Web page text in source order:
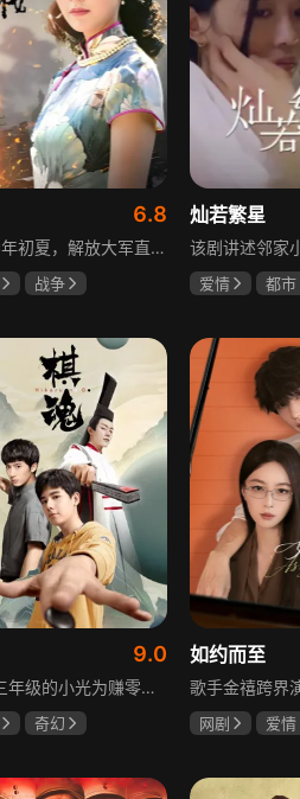
6.8
1949年初夏，解放大军直抵上海，国民党国防部保密局的中共地下党员邓家骥奉命撤往台湾，其妻同为地下党的沈荷因临产被留在上海。新中国成立之初，面对敌特的破坏活动，斗争形势严峻，沈荷隐藏真实身份，继续与敌人展开新一轮斗争，在隐秘战线坚守信仰，为新政权的稳定默默奉献。
战争
灿若繁星
爱情
都市
9.0
小学三年级的小光为赚零用钱到爷爷家寻宝，偶然翻出旧棋盘，接触棋盘的一瞬间，附身棋盘中的棋士褚嬴的灵魂进入了小光体内。后来小光在学校围棋会所结识少年天才小亮，为测试褚嬴实力，小光贸然与小亮对弈并小胜，他误以为褚嬴棋力平平，小亮却大受打击。数日后小亮再次挑战，再次惨败在褚嬴手下，二人从此成了相爱相杀的棋坛宿敌。在褚嬴指导下，小光进步神速，逐渐对围棋产生兴趣，最终在全国大赛与小亮激战中，褚嬴下出绝妙一局，小光却看出更高一着，终于在自己努力、褚嬴帮助和与小亮的磨练中，独立对弈，燃起真正的棋魂。
奇幻
如约而至
网剧
爱情